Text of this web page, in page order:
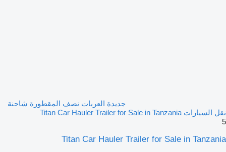
جديدة العربات نصف المقطورة شاحنة
نقل السيارات Titan Car Hauler Trailer for Sale in Tanzania
5
Titan Car Hauler Trailer for Sale in Tanzania